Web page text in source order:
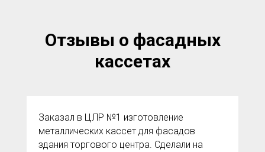
Отзывы о фасадных
кассетах
Заказал в ЦЛР №1 изготовление
металлических кассет для фасадов
здания торгового центра. Сделали на